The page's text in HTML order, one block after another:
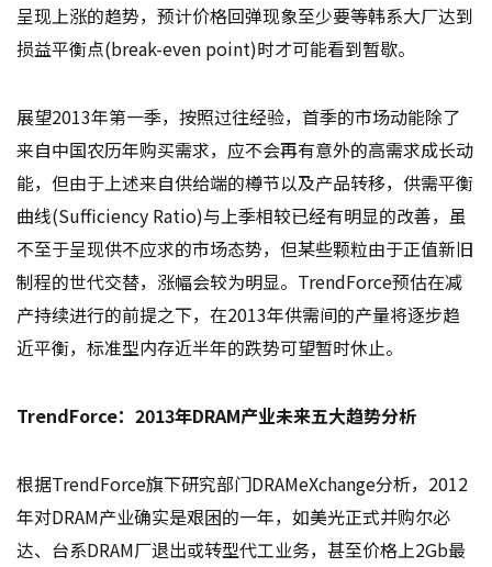
呈现上涨的趋势，预计价格回弹现象至少要等韩系大厂达到
损益平衡点(break-even point)时才可能看到暂歇。
展望2013年第一季，按照过往经验，首季的市场动能除了
来自中国农历年购买需求，应不会再有意外的高需求成长动
能，但由于上述来自供给端的樽节以及产品转移，供需平衡
曲线(Sufficiency Ratio)与上季相较已经有明显的改善，虽
不至于呈现供不应求的市场态势，但某些颗粒由于正值新旧
制程的世代交替，涨幅会较为明显。TrendForce预估在减
产持续进行的前提之下，在2013年供需间的产量将逐步趋
近平衡，标准型内存近半年的跌势可望暂时休止。
TrendForce：2013年DRAM产业未来五大趋势分析
根据TrendForce旗下研究部门DRAMeXchange分析，2012
年对DRAM产业确实是艰困的一年，如美光正式并购尔必
达、台系DRAM厂退出或转型代工业务，甚至价格上2Gb最